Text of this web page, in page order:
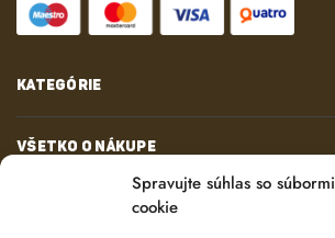
Spravujte súhlas so súbormi
cookie
KATEGÓRIE
VŠETKO O NÁKUPE